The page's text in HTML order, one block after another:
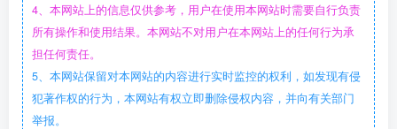
4、本网站上的信息仅供参考，用户在使用本网站时需要自行负责
所有操作和使用结果。本网站不对用户在本网站上的任何行为承
担任何责任。
5、本网站保留对本网站的内容进行实时监控的权利，如发现有侵
犯著作权的行为，本网站有权立即删除侵权内容，并向有关部门
举报。